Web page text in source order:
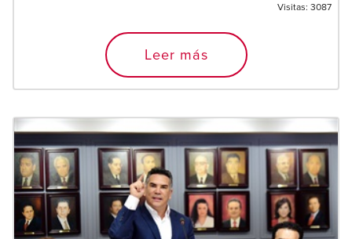
Visitas: 3087
Leer más